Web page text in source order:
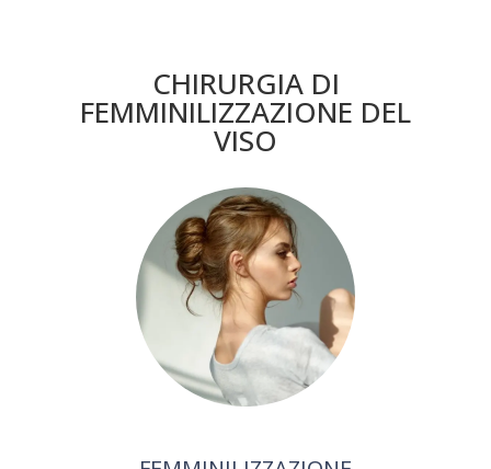
CHIRURGIA DI
FEMMINILIZZAZIONE DEL
VISO